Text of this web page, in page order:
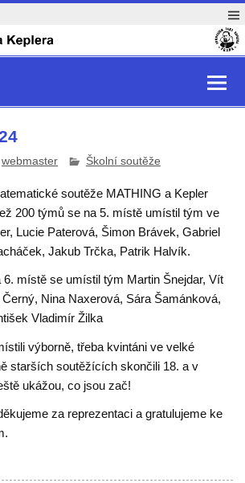
webmaster Školní soutěže
soutěže MATHING a Kepler
200 týmů se na 5. místě umístil tým ve
Lucie Paterová, Šimon Brávek, Gabriel
Jakub Trčka, Patrik Halvík.
6. místě se umístil tým Martin Šnejdar, Vít
Nina Naxerová, Sára Šamánková,
Vladimír Žilka
výborně, třeba kvintáni ve velké
starších soutěžících skončili 18. a v
ukážou, co jsou zač!
za reprezentaci a gratulujeme ke